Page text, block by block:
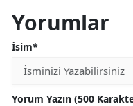
Yorumlar
İsim*
Yorum Yazın (500